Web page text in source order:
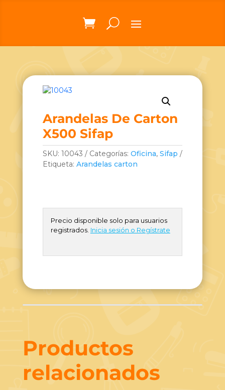
Arandelas De Carton
X500 Sifap
SKU: 10043 Categorías: Oficina, Sifap
Etiqueta: Arandelas carton
Precio disponible solo para usuarios
registrados. Inicia sesión o Regístrate
Productos
relacionados